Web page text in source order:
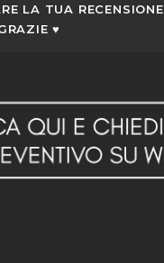
LA TUA RECENSIONE
♥